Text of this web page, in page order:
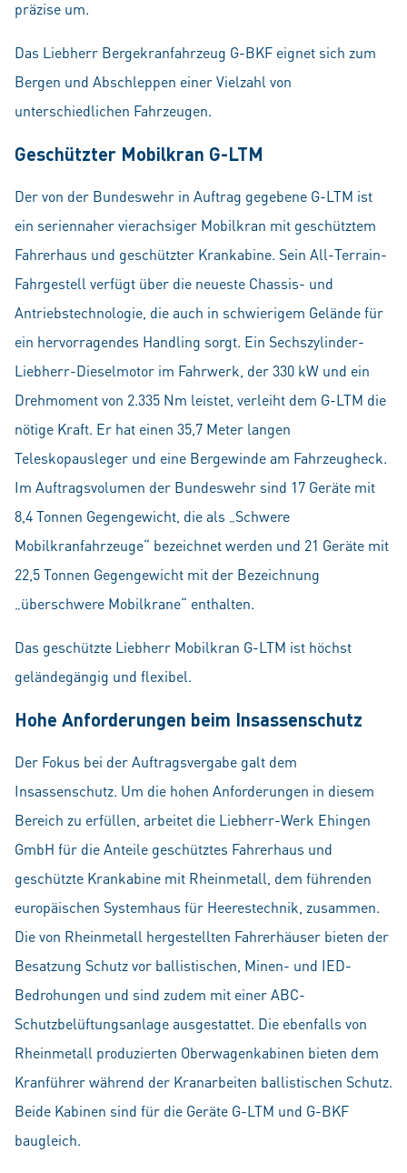
präzise um.
Das Liebherr Bergekranfahrzeug G-BKF eignet sich zum
Bergen und Abschleppen einer Vielzahl von
unterschiedlichen Fahrzeugen.
Geschützter Mobilkran G-LTM
Der von der Bundeswehr in Auftrag gegebene G-LTM ist
ein seriennaher vierachsiger Mobilkran mit geschütztem
Fahrerhaus und geschützter Krankabine. Sein All-Terrain-
Fahrgestell verfügt über die neueste Chassis- und
Antriebstechnologie, die auch in schwierigem Gelände für
ein hervorragendes Handling sorgt. Ein Sechszylinder-
Liebherr-Dieselmotor im Fahrwerk, der 330 kW und ein
Drehmoment von 2.335 Nm leistet, verleiht dem G-LTM die
nötige Kraft. Er hat einen 35,7 Meter langen
Teleskopausleger und eine Bergewinde am Fahrzeugheck.
Im Auftragsvolumen der Bundeswehr sind 17 Geräte mit
8,4 Tonnen Gegengewicht, die als „Schwere
Mobilkranfahrzeuge“ bezeichnet werden und 21 Geräte mit
22,5 Tonnen Gegengewicht mit der Bezeichnung
„überschwere Mobilkrane“ enthalten.
Das geschützte Liebherr Mobilkran G-LTM ist höchst
geländegängig und flexibel.
Hohe Anforderungen beim Insassenschutz
Der Fokus bei der Auftragsvergabe galt dem
Insassenschutz. Um die hohen Anforderungen in diesem
Bereich zu erfüllen, arbeitet die Liebherr-Werk Ehingen
GmbH für die Anteile geschütztes Fahrerhaus und
geschützte Krankabine mit Rheinmetall, dem führenden
europäischen Systemhaus für Heerestechnik, zusammen.
Die von Rheinmetall hergestellten Fahrerhäuser bieten der
Besatzung Schutz vor ballistischen, Minen- und IED-
Bedrohungen und sind zudem mit einer ABC-
Schutzbelüftungsanlage ausgestattet. Die ebenfalls von
Rheinmetall produzierten Oberwagenkabinen bieten dem
Kranführer während der Kranarbeiten ballistischen Schutz.
Beide Kabinen sind für die Geräte G-LTM und G-BKF
baugleich.